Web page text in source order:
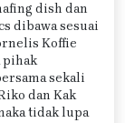
dish dan
dibawa sesuai
Koffie
pihak
sekali
dan Kak
tidak lupa